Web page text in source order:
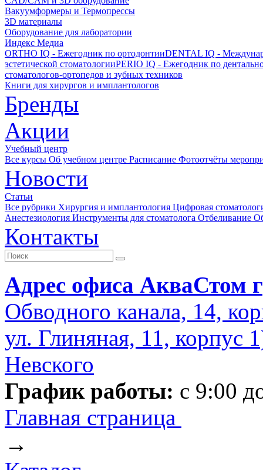
Вакуумформеры и Термопрессы
3D материалы
Оборудование для лаборатории
Индекс Медиа
ORTHO IQ - Ежегодник по ортодонтииDENTAL IQ -
эстетической стоматологииPERIO IQ - Ежегодник по
стоматологов-ортопедов и зубных техников
Книги для хирургов и имплантологов
Бренды
Акции
Учебный центр
Все курсы Об учебном центре Расписание Фотоотчёты
Новости
Статьи
Все рубрики Хирургия и имплантология Цифровая
Анестезиология Инструменты для стоматолога Отбеливание
Контакты
Адрес офиса АкваСтом
Обводного канала, 14,
ул. Глиняная, 11, корпус
Невского
График работы: с 9:00
Главная страница
→